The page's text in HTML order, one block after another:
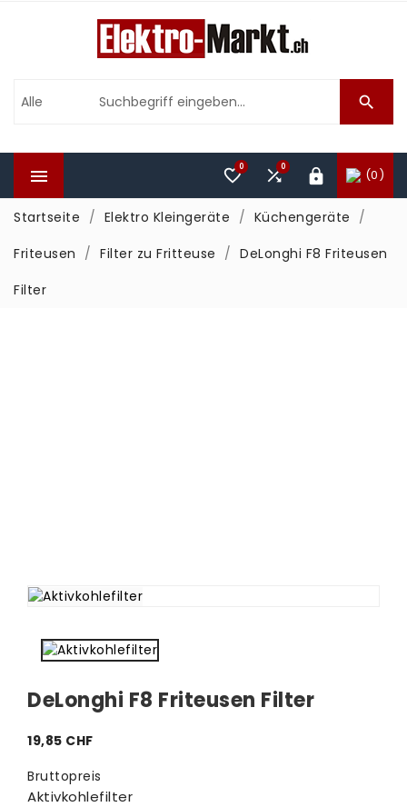

 (0)

0
0
Startseite Elektro Kleingeräte
Küchengeräte
Friteusen
Filter zu Fritteuse
DeLonghi F8 Friteusen
Filter
DeLonghi F8 Friteusen Filter
19,85 CHF
Bruttopreis
Aktivkohlefilter